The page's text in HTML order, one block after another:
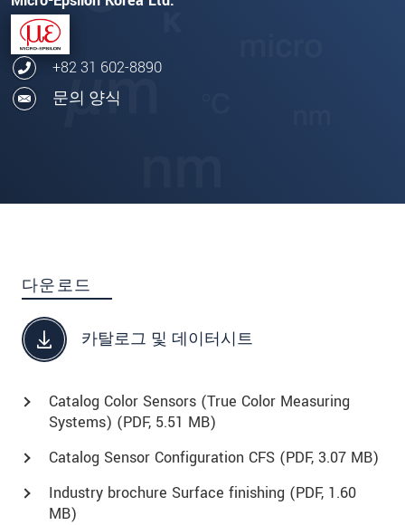
+82 31 602-8890
문의 양식
다운로드
카탈로그 및 데이터시트
Catalog Color Sensors (True Color Measuring
Systems) (PDF, 5.51 MB)
Catalog Sensor Configuration CFS (PDF, 3.07 MB)
Industry brochure Surface finishing (PDF, 1.60
MB)